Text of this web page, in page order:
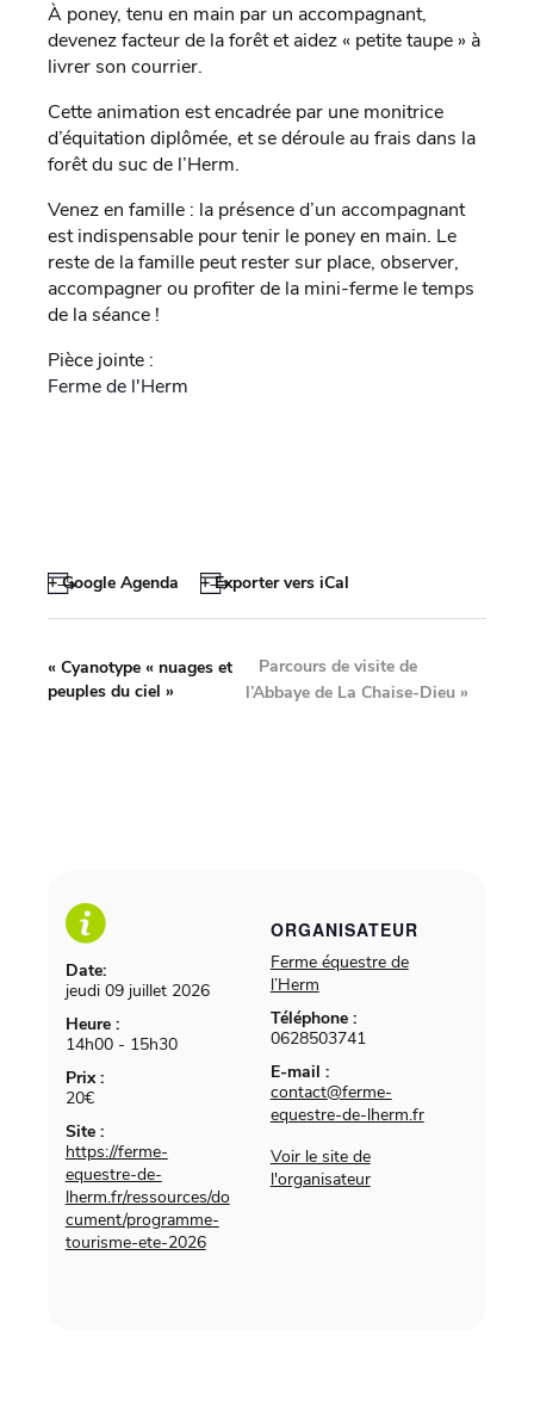
À poney, tenu en main par un accompagnant,
devenez facteur de la forêt et aidez « petite taupe » à
livrer son courrier.
Cette animation est encadrée par une monitrice
d’équitation diplômée, et se déroule au frais dans la
forêt du suc de l’Herm.
Venez en famille : la présence d’un accompagnant
est indispensable pour tenir le poney en main. Le
reste de la famille peut rester sur place, observer,
accompagner ou profiter de la mini-ferme le temps
de la séance !
Pièce jointe :
Ferme de l'Herm
+ Google Agenda + Exporter vers iCal
Date:
jeudi 09 juillet 2026
Heure :
14h00 - 15h30
Prix :
20€
Site :
https://ferme-
equestre-de-
lherm.fr/ressources/do
cument/programme-
tourisme-ete-2026
ORGANISATEUR
Ferme équestre de
l’Herm
Téléphone :
0628503741
E-mail :
contact@ferme-
equestre-de-lherm.fr
Voir le site de
l'organisateur
« Cyanotype « nuages et
peuples du ciel »
Parcours de visite de
l’Abbaye de La Chaise-Dieu»